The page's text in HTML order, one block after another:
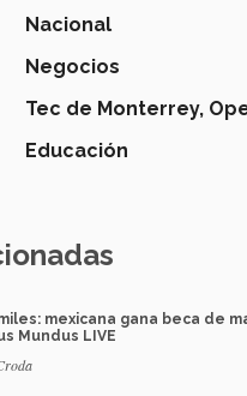
Nacional
Negocios
Tec de Monterrey,
Educación
mexicana gana beca de
Mundus LIVE